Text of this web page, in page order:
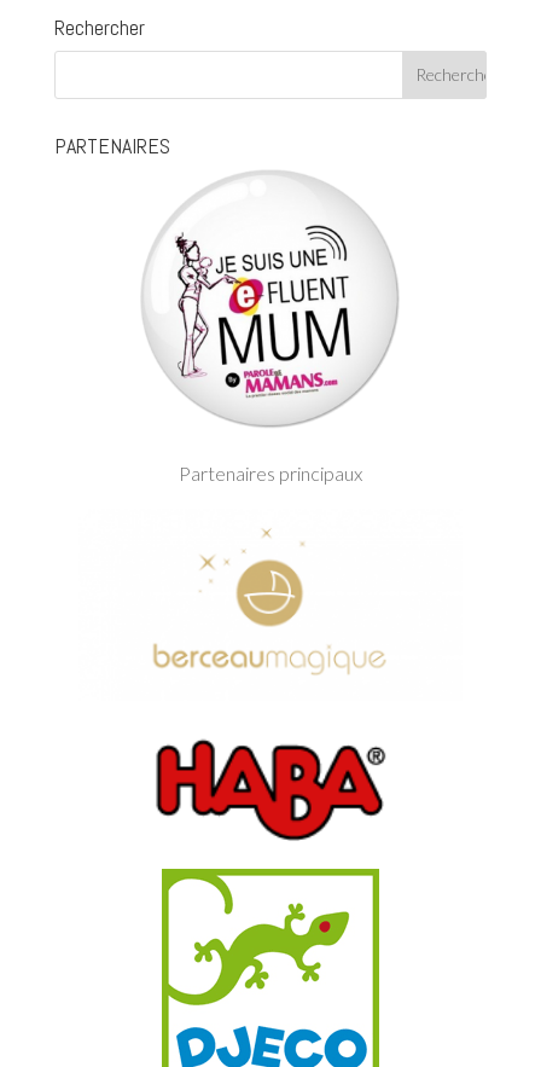
Rechercher
PARTENAIRES
Partenaires principaux